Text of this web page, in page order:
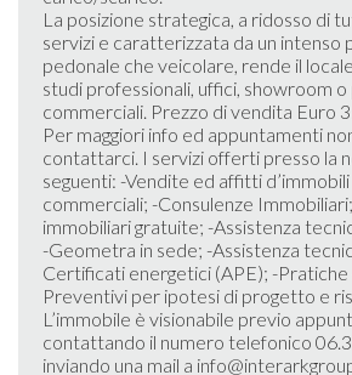
La posizione strategica, a ridosso di
servizi e caratterizzata da un intenso
pedonale che veicolare, rende il
studi professionali, uffici, showroom
commerciali. Prezzo di vendita Euro
Per maggiori info ed appuntamenti
contattarci. I servizi offerti presso la
seguenti: -Vendite ed affitti
commerciali; -Consulenze
immobiliari gratuite; -Assistenza
-Geometra in sede; -Assistenza
Certificati energetici (APE); -Pratiche
Preventivi per ipotesi di progetto e
L’immobile è visionabile previo
contattando il numero telefonico
inviando una mail a